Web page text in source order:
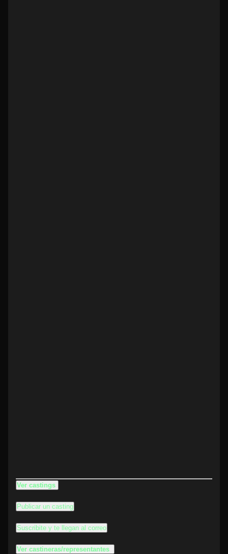
Ver castings
Publicar un casting
Suscribite y te llegan al correo
Ver castineras/representantes